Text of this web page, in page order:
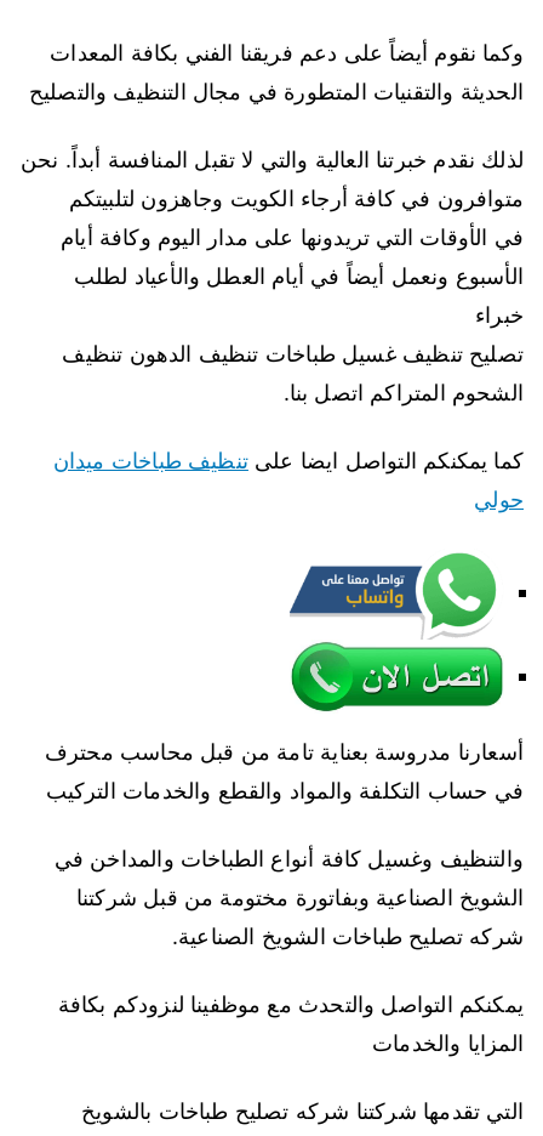
وكما نقوم أيضاً على دعم فريقنا الفني بكافة المعدات
الحديثة والتقنيات المتطورة في مجال التنظيف والتصليح
لذلك نقدم خبرتنا العالية والتي لا تقبل المنافسة أبداً. نحن
متوافرون في كافة أرجاء الكويت وجاهزون لتلبيتكم
في الأوقات التي تريدونها على مدار اليوم وكافة أيام
الأسبوع ونعمل أيضاً في أيام العطل والأعياد لطلب
خبراء
تصليح تنظيف غسيل طباخات تنظيف الدهون تنظيف
الشحوم المتراكم اتصل بنا.
كما يمكنكم التواصل ايضا علىتنظيف طباخات ميدان
حولي
أسعارنا مدروسة بعناية تامة من قبل محاسب محترف
في حساب التكلفة والمواد والقطع والخدمات التركيب
والتنظيف وغسيل كافة أنواع الطباخات والمداخن في
الشويخ الصناعية وبفاتورة مختومة من قبل شركتنا
شركه تصليح طباخات الشويخ الصناعية.
يمكنكم التواصل والتحدث مع موظفينا لنزودكم بكافة
المزايا والخدمات
التي تقدمها شركتنا شركه تصليح طباخات بالشويخ